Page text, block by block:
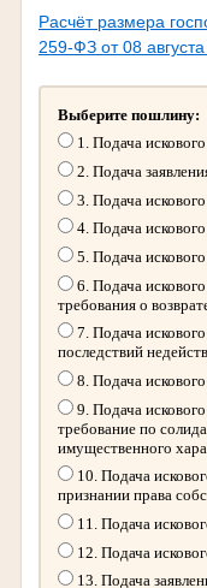
Расчёт размера
259-ФЗ от 08 августа
Выберите пошлину:
1. Подача
2. Подача
3. Подача
4. Подача
5. Подача
6. Подача
требования о
7. Подача
последствий
8. Подача
9. Подача
требование по
имущественного
10. Подача
признании права
11. Подача
12. Подача
13. Подача